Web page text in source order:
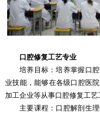
口腔修复工艺专业
培养目标：培养掌握口
业技能，能够在各级口腔医
加工企业等从事口腔修复工艺
主要课程：口腔解剖生